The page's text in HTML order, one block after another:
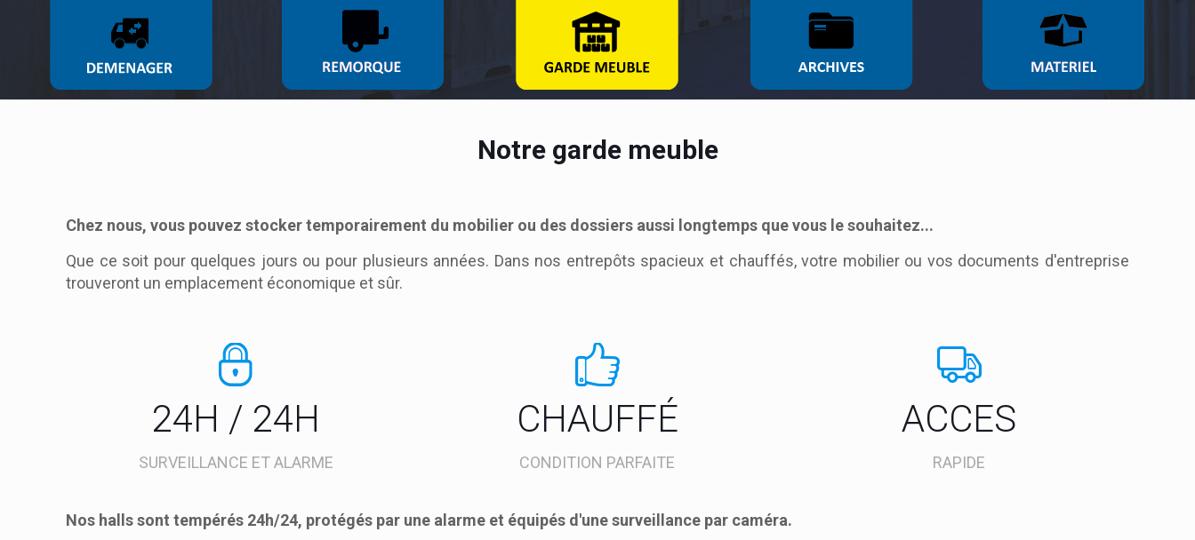
Notre garde meuble
Chez nous, vous pouvez stocker temporairement du mobilier ou des dossiers aussi longtemps que vous le souhaitez...
Que ce soit pour quelques jours ou pour plusieurs années. Dans nos entrepôts spacieux et chauffés, votre mobilier ou vos documents d'entreprise
trouveront un emplacement économique et sûr.
24H / 24H
SURVEILLANCE ET ALARME
CHAUFFÉ
CONDITION PARFAITE
ACCES
RAPIDE
Nos halls sont tempérés 24h/24, protégés par une alarme et équipés d'une surveillance par caméra.